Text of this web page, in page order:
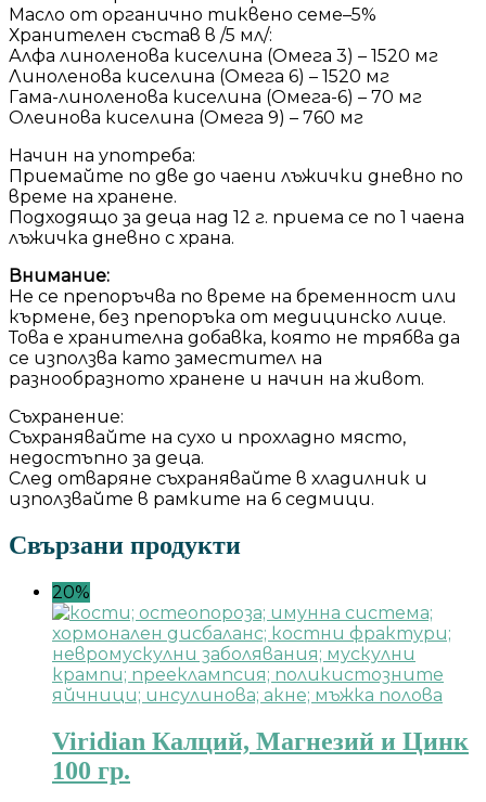
Масло от органично тиквено семе–5%
Хранителен състав в /5 мл/:
Алфа линоленова киселина (Омега 3) – 1520 мг
Линоленова киселина (Омега 6) – 1520 мг
Гама-линоленова киселина (Омега-6) – 70 мг
Олеинова киселина (Омега 9) – 760 мг
Начин на употреба:
Приемайте по две до чаени лъжички дневно по
време на хранене.
Подходящо за деца над 12 г. приема се по 1 чаена
лъжичка дневно с храна.
Внимание:
Не се препоръчва по време на бременност или
кърмене, без препоръка от медицинско лице.
Това е хранителна добавка, която не трябва да
се използва като заместител на
разнообразното хранене и начин на живот.
Съхранение:
Съхранявайте на сухо и прохладно място,
недостъпно за деца.
След отваряне съхранявайте в хладилник и
използвайте в рамките на 6 седмици.
Свързани продукти
20%
Viridian Калций, Магнезий и Цинк
100 гр.